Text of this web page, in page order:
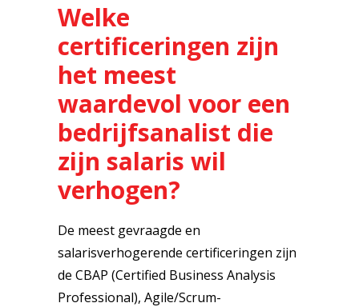
Welke
certificeringen zijn
het meest
waardevol voor een
bedrijfsanalist die
zijn salaris wil
verhogen?
De meest gevraagde en
salarisverhogerende certificeringen zijn
de CBAP (Certified Business Analysis
Professional), Agile/Scrum-